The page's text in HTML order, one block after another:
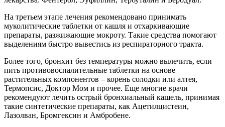
На третьем этапе лечения рекомендовано принимать
муколитические таблетки от кашля и отхаркивающие
препараты, разжижающие мокроту. Такие средства помогают
выделениям быстро вывестись из респираторного тракта.
Более того, бронхит без температуры можно вылечить, если
пить противовоспалительные таблетки на основе
растительных компонентов – корень солодки или алтея,
Термопсис, Доктор Мом и прочее. Еще многие врачи
рекомендуют лечить острый бронхиальный кашель, принимая
такие синтетические препараты, как Ацетилцистеин,
Лазолван, Бромгексин и Амбробене.